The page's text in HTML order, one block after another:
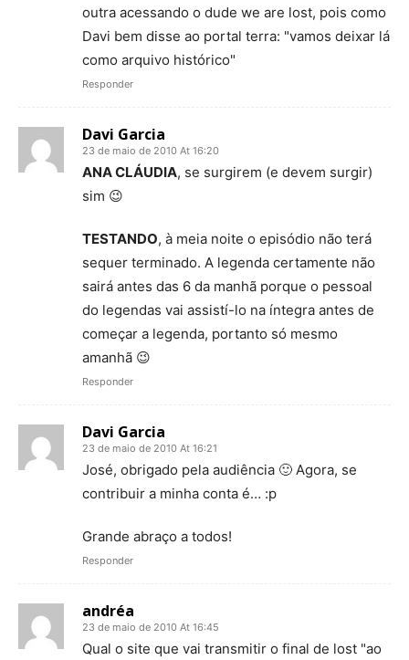
outra acessando o dude we are lost, pois como
Davi bem disse ao portal terra: "vamos deixar lá
como arquivo histórico"
Responder
Davi Garcia
23 de maio de 2010 At 16:20
ANA CLÁUDIA, se surgirem (e devem surgir)
sim 😉
TESTANDO, à meia noite o episódio não terá
sequer terminado. A legenda certamente não
sairá antes das 6 da manhã porque o pessoal
do legendas vai assistí-lo na íntegra antes de
começar a legenda, portanto só mesmo
amanhã 😉
Responder
Davi Garcia
23 de maio de 2010 At 16:21
José, obrigado pela audiência 🙂 Agora, se
contribuir a minha conta é… :p
Grande abraço a todos!
Responder
andréa
23 de maio de 2010 At 16:45
Qual o site que vai transmitir o final de lost "ao